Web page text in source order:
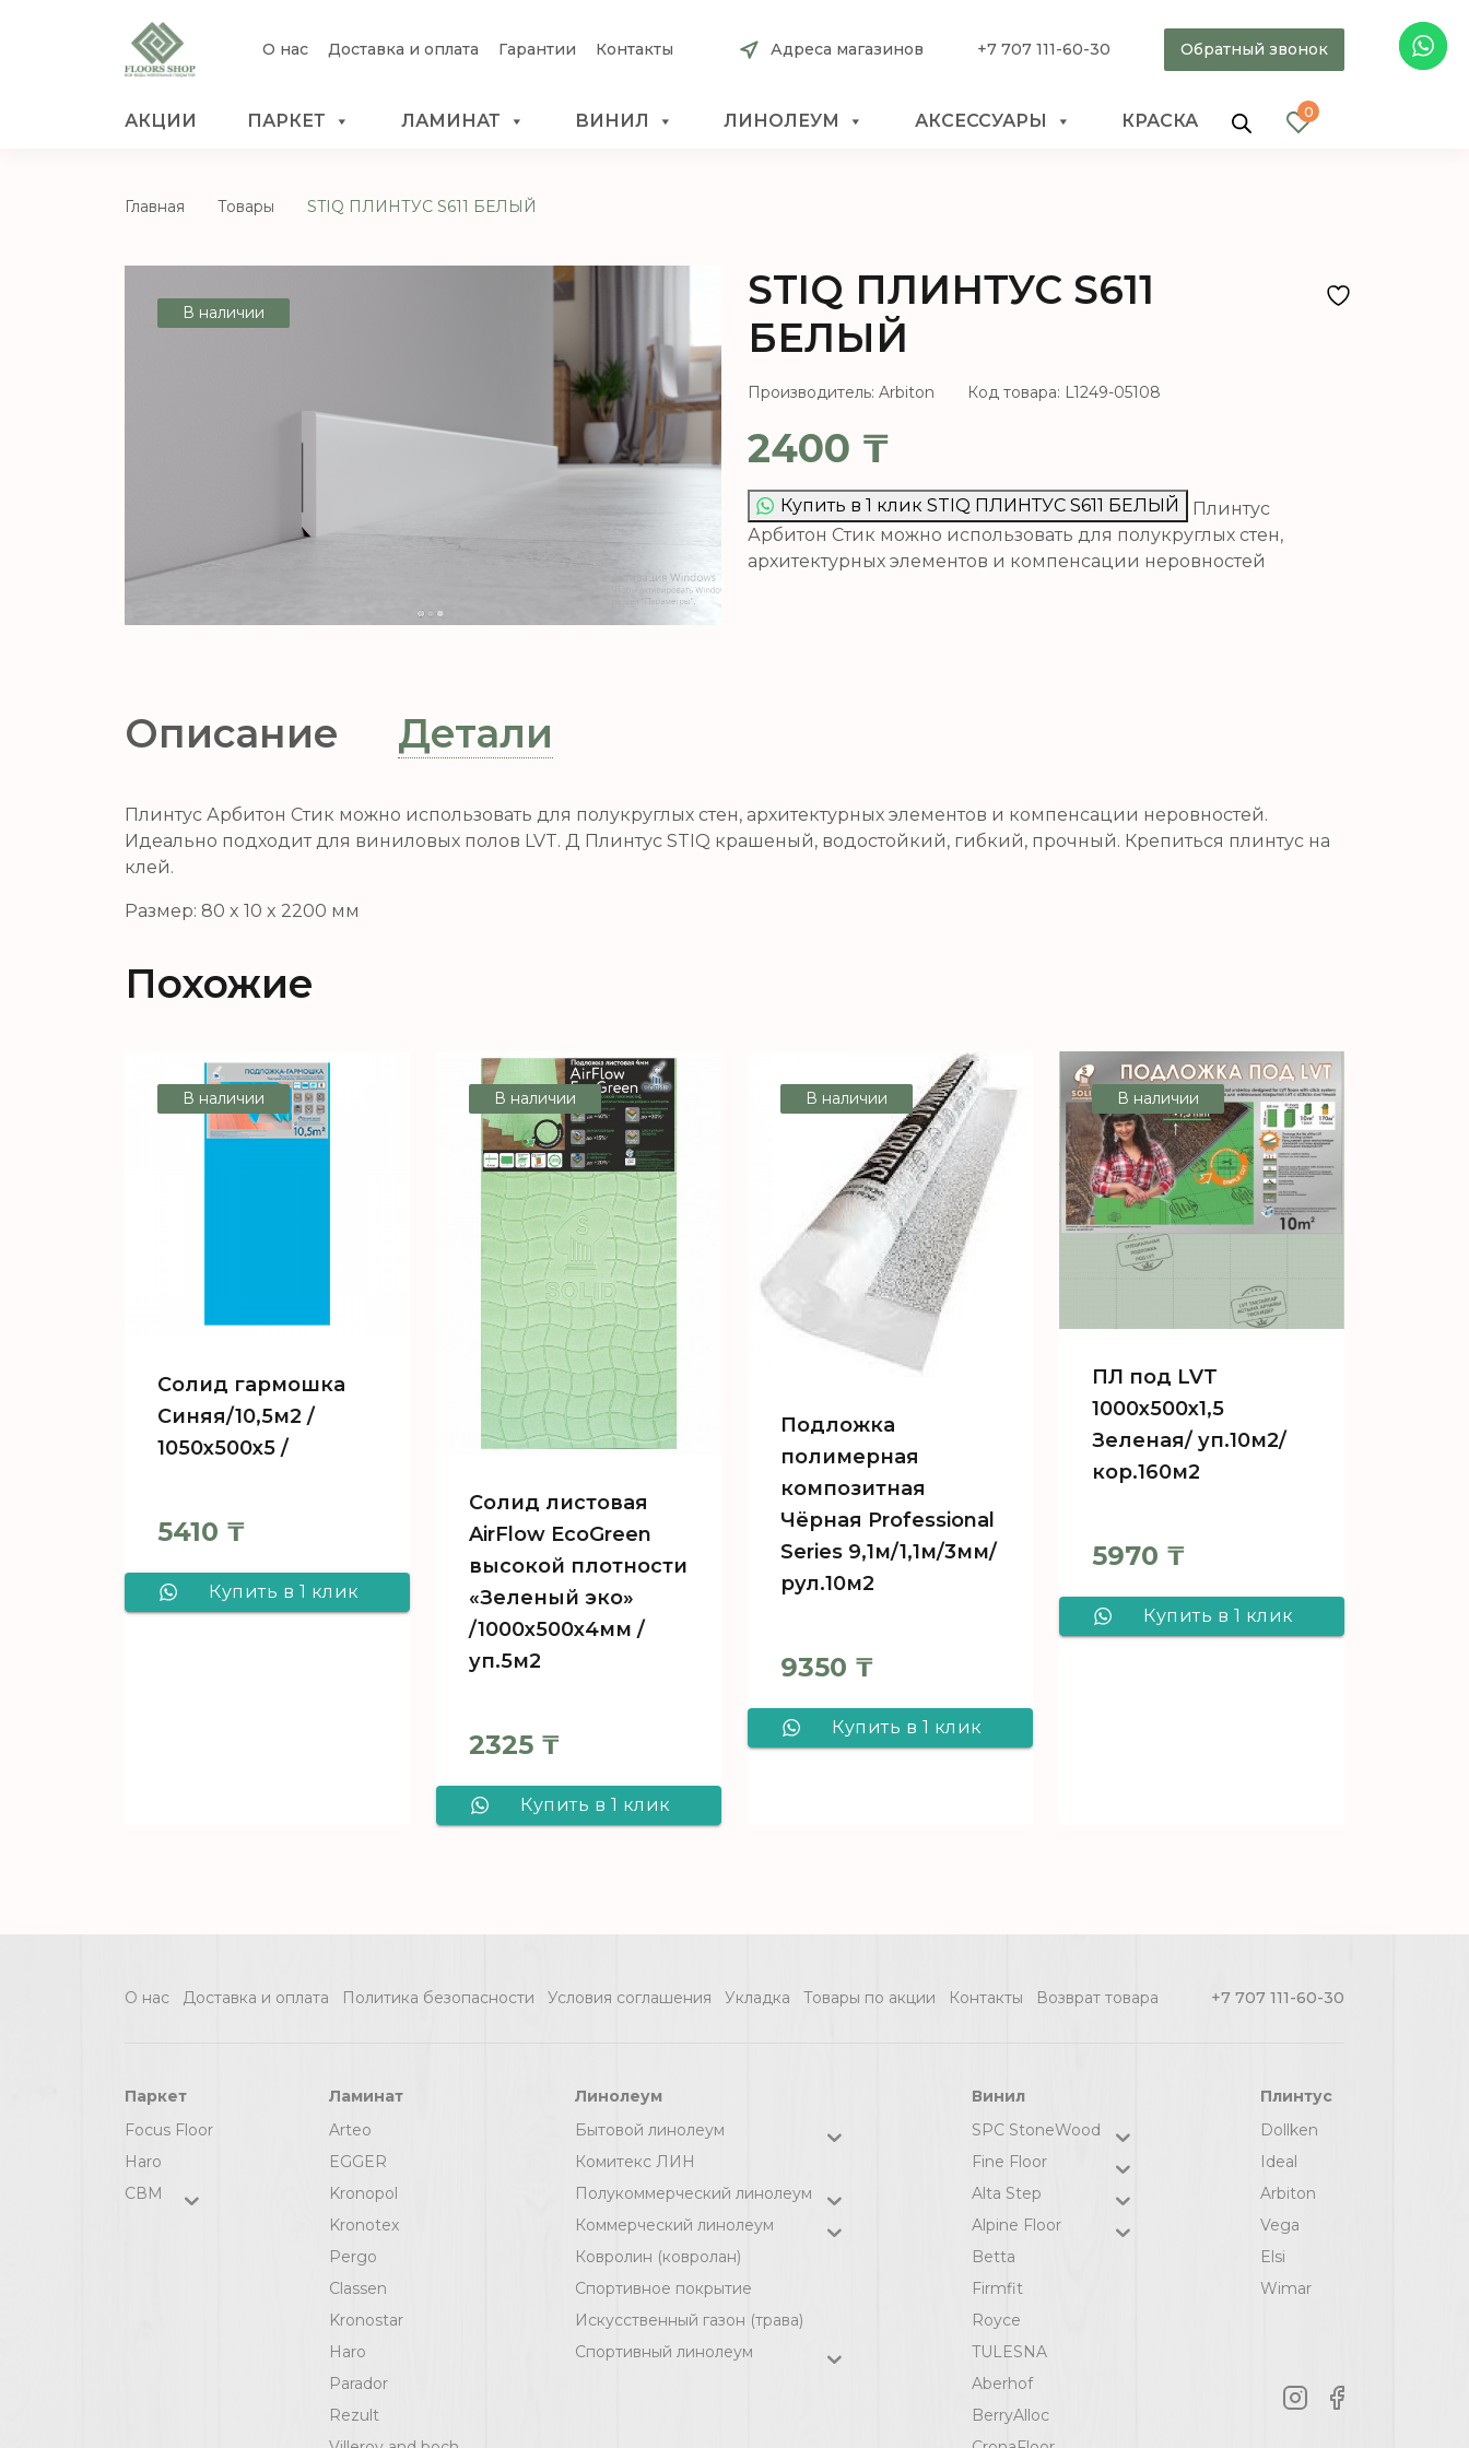
О нас Доставка и оплата Гарантии Контакты Адреса магазинов +7 707 111-60-30 Обратный звонок
АКЦИИ ПАРКЕТ ЛАМИНАТ ВИНИЛ ЛИНОЛЕУМ АКСЕССУАРЫ КРАСКА 0
Главная Товары STIQ ПЛИНТУС S611 БЕЛЫЙ
В наличии
STIQ ПЛИНТУС S611
БЕЛЫЙ
Производитель: Arbiton Код товара: L1249-05108
2400 ₸
Купить в 1 клик STIQ ПЛИНТУС S611 БЕЛЫЙ
Плинтус
Арбитон Стик можно использовать для полукруглых стен,
архитектурных элементов и компенсации неровностей
Описание Детали
Плинтус Арбитон Стик можно использовать для полукруглых стен, архитектурных элементов и компенсации неровностей.
Идеально подходит для виниловых полов LVT. Д Плинтус STIQ крашеный, водостойкий, гибкий, прочный. Крепиться плинтус на
клей.
Размер: 80 x 10 x 2200 мм
Похожие
В наличии
Солид гармошка
Синяя/10,5м2 /
1050х500х5 /
5410 ₸
Купить в 1 клик
В наличии
Солид листовая
AirFlow EcoGreen
высокой плотности
«Зеленый эко»
/1000х500х4мм /
уп.5м2
2325 ₸
Купить в 1 клик
"Зеленый эко"
В наличии
Подложка
полимерная
композитная
Чёрная Professional
Series 9,1м/1,1м/3мм/
рул.10м2
9350 ₸
Купить в 1 клик
рул.10м2
В наличии
ПЛ под LVT
1000х500х1,5
Зеленая/ уп.10м2/
кор.160м2
5970 ₸
Купить в 1 клик
О нас Доставка и оплата Политика безопасности Условия соглашения Укладка Товары по акции Контакты Возврат товара +7 707 111-60-30
Паркет
Focus Floor
Haro
СВМ
Ламинат
Arteo
EGGER
Kronopol
Kronotex
Pergo
Classen
Kronostar
Haro
Parador
Rezult
Линолеум
Бытовой линолеум
Комитекс ЛИН
Полукоммерческий линолеум
Коммерческий линолеум
Ковролин (ковролан)
Спортивное покрытие
Искусственный газон (трава)
Спортивный линолеум
Винил
SPC StoneWood
Fine Floor
Alta Step
Alpine Floor
Betta
Firmfit
Royce
TULESNA
Aberhof
BerryAlloc
Плинтус
Dollken
Ideal
Arbiton
Vega
Elsi
Wimar